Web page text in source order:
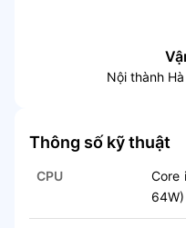
Nội thành
Thông số kỹ thuật
CPU
Core
64W)